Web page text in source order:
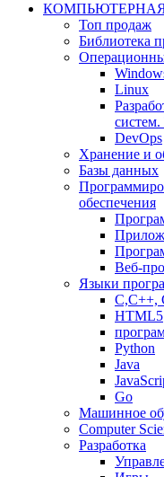
КОМПЬЮТЕРНАЯ
Топ продаж
Библиотека
Linux
DevOps
Хранение и
Базы данных
обеспечения
Веб-
Языки
С,С++,
HTML5
Python
Java
Go
Машинное
Computer
Разработка